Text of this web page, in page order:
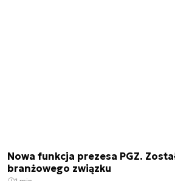
Nowa funkcja prezesa PGZ.
branżowego związku